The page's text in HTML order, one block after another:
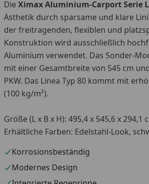
Die Ximax Aluminium-Carport Serie
Ästhetik durch sparsame und klare
der freitragenden, flexiblen und
Konstruktion wird ausschließlich
Aluminium verwendet. Das Sonder-
mit einer Gesamtbreite von 545 cm
PKW. Das Linea Typ 80 kommt mit
(100 kg/m²).
Größe (L x B x H): 495,4 x 545,6 x 294,1
Erhältliche Farben: Edelstahl-Look,
Korrosionsbeständig
Modernes Design